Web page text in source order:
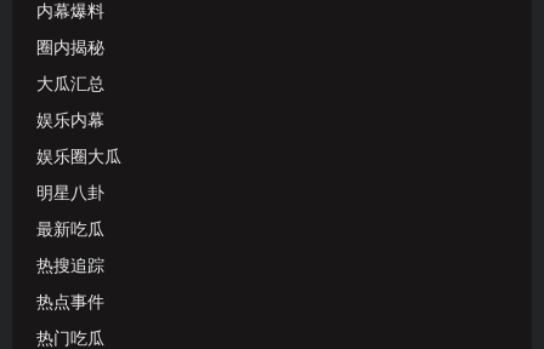
内幕爆料
圈内揭秘
大瓜汇总
娱乐内幕
娱乐圈大瓜
明星八卦
最新吃瓜
热搜追踪
热点事件
热门吃瓜